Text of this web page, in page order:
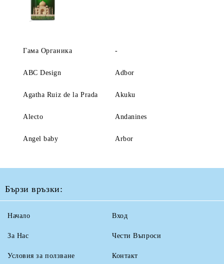
Гама Органика -
ABC Design Adbor
Agatha Ruiz de la Prada Akuku
Alecto Andanines
Angel baby Arbor
Бързи връзки:
Начало
За Нас
Условия за ползване
Вход
Чести Въпроси
Контакт